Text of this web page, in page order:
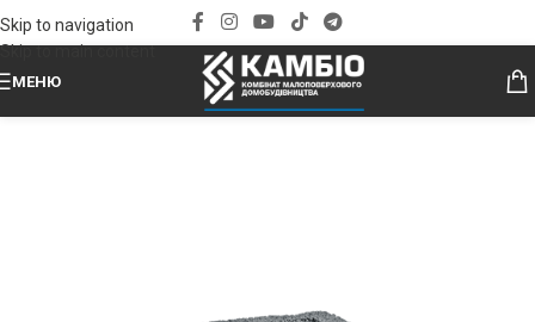
Skip to navigation
Skip to main content
МЕНЮ